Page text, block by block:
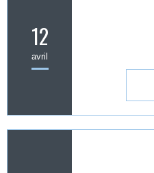
12
avril